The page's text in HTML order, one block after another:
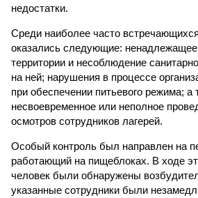
недостатки.
Среди наиболее часто
оказались следующие:
территории и несоблюдение
на ней; нарушения в процессе
при обеспечении питьевого режима; а
несвоевременное или неполное
осмотров сотрудников лагерей.
Особый контроль был направлен на
работающий на пищеблоках. В ходе
человек были обнаружены
указанные сотрудники были